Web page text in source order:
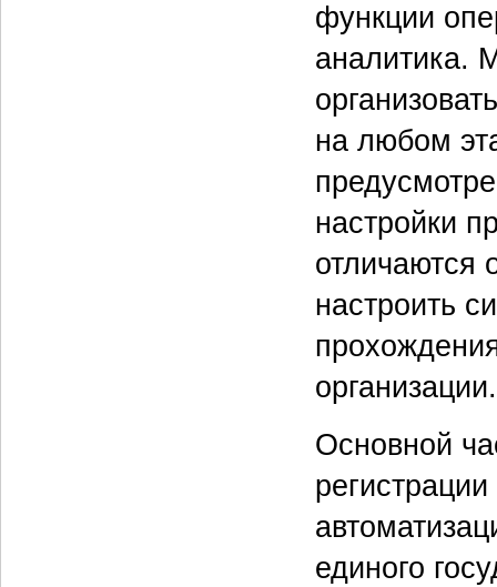
функции
аналитика.
на любом
настройки
отличаются
настроить
организации.
Основной
единого